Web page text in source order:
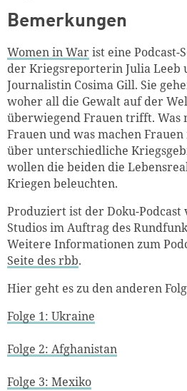
Bemerkungen
Women in Warist eine
der Kriegsreporterin Julia Leeb
Journalistin Cosima Gill. Sie
woher all die Gewalt auf der
überwiegend Frauen trifft. Was
Frauen und was machen
über unterschiedliche
wollen die beiden die
Kriegen beleuchten.
Produziert ist der Doku-Podcast
Studios im Auftrag des
Weitere Informationen zum
Seite des rbb.
Hier geht es zu den anderen
Folge 1: Ukraine
Folge 2: Afghanistan
Folge 3: Mexiko